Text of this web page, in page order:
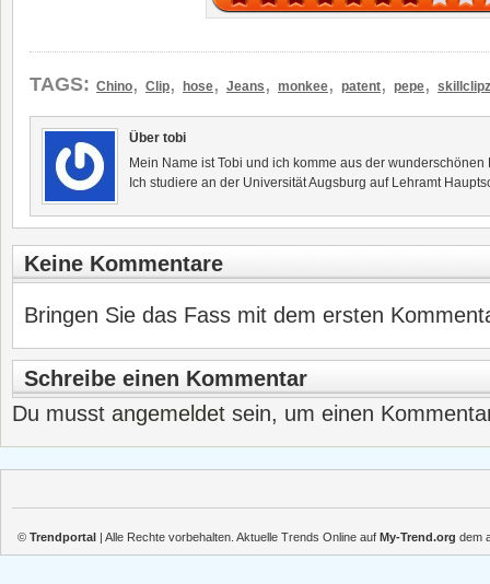
TAGS: Chino, Clip, hose, Jeans , monkee, patent, pepe, skillclipz
Über tobi
Mein Name ist Tobi und ich komme aus der
Ich studiere an der Universität Augsburg auf Lehramt
Keine Kommentare
Bringen Sie das Fass mit dem ersten
Schreibe einen Kommentar
Du musst angemeldet sein, um einen
© Trendportal | Alle Rechte vorbehalten. Aktuelle Trends Online auf My-Trend.org dem